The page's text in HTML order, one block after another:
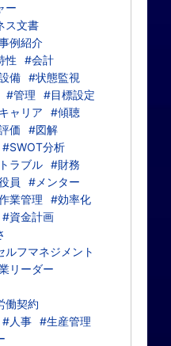
ー
ス文書
例紹介
性
#会計
備 #状態監視
#管理
#目標設定
ャリア
#傾聴
価
#図解
#SWOT分析
ラブル #財務
員
#メンター
業管理
#効率化
#資金計画
ルフマネジメント
リーダー
働契約
#人事 #生産管理